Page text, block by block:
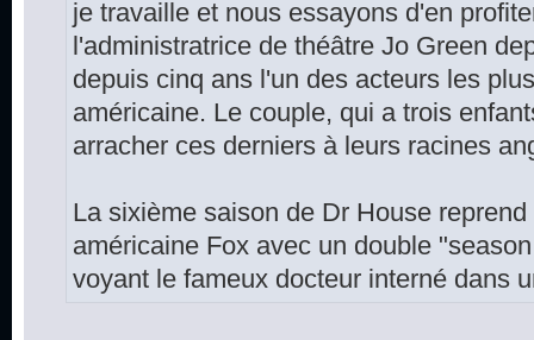
je travaille et nous essayons d'en
l'administratrice de théâtre Jo Green
depuis cinq ans l'un des acteurs les
américaine. Le couple, qui a trois
arracher ces derniers à leurs racines
La sixième saison de Dr House
américaine Fox avec un double
voyant le fameux docteur interné dans